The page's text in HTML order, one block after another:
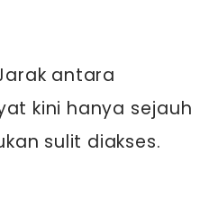
antara
kini hanya sejauh
sulit diakses.